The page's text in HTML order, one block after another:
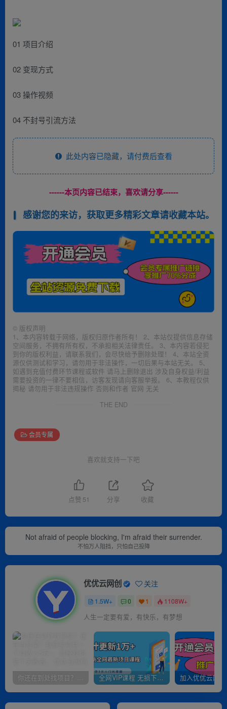
01 项目介绍
02 变现方式
03 操作视频
04 不封号引流方法
此处内容已隐藏，请付费后查看
------本页内容已结束，喜欢请分享------
感谢您的来访，获取更多精彩文章请收藏本站。
© 版权声明
1、本内容转载于网络，版权归原作者所有！ 2、本站仅提供信息存储
空间服务，不拥有所有权，不承担相关法律责任。 3、本内容若侵犯
到你的版权利益，请联系我们，会尽快给予删除处理！ 4、本站全资
源仅供测试和学习，请勿用于非法操作，一切后果与本站无关。 5、
如遇到充值付费环节课程或软件 请马上删除退出 涉及自身权益/利益
需要投资的一律不要相信，访客发现请向客服举报。 6、本教程仅供
揭秘 请勿用于非法违规操作 否则和作者 官网 无关
THE END
会员专属
喜欢就支持一下吧
点赞 51 分享 收藏
Not afraid of people blocking, I'm afraid their surrender.
不怕万人阻挡，只怕自己投降
优优云网创 关注
1.5W+ 0 1 1108W+
人生一定要有爱，有快乐，有梦想
你还在到处找项目？还在当韭菜？我靠卖项目一个月收入5万+，曾经我也是个失败者。 全网VIP课程 无损下载~